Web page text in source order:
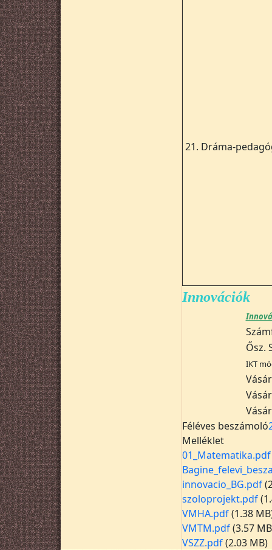
21. Dráma-
Innovációk
Ősz.
IKT
Féléves beszámoló
Melléklet
01_Matematika.pdf
innovacio_BG.pdf
szoloprojekt.pdf
VMHA.pdf(1.38
VMTM.pdf(3.57
VSZZ.pdf(2.03 MB)